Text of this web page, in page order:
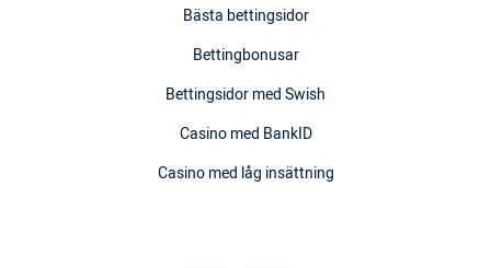
Bästa bettingsidor
Bettingbonusar
Bettingsidor med Swish
Casino med BankID
Casino med låg insättning